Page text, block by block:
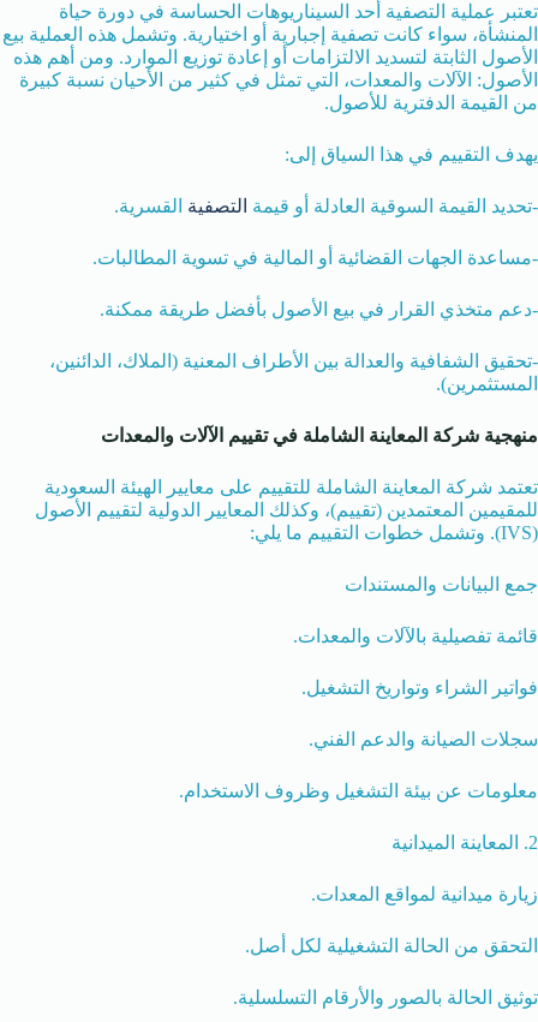
تعتبر عملية التصفية أحد السيناريوهات الحساسة في دورة حياة
المنشأة، سواء كانت تصفية إجبارية أو اختيارية. وتشمل هذه العملية بيع
الأصول الثابتة لتسديد الالتزامات أو إعادة توزيع الموارد. ومن أهم هذه
الأصول: الآلات والمعدات، التي تمثل في كثير من الأحيان نسبة كبيرة
من القيمة الدفترية للأصول.
يهدف التقييم في هذا السياق إلى:
-تحديد القيمة السوقية العادلة أو قيمة التصفية القسرية.
-مساعدة الجهات القضائية أو المالية في تسوية المطالبات.
-دعم متخذي القرار في بيع الأصول بأفضل طريقة ممكنة.
-تحقيق الشفافية والعدالة بين الأطراف المعنية (الملاك، الدائنين،
المستثمرين).
منهجية شركة المعاينة الشاملة في تقييم الآلات والمعدات
تعتمد شركة المعاينة الشاملة للتقييم على معايير الهيئة السعودية
للمقيمين المعتمدين (تقييم)، وكذلك المعايير الدولية لتقييم الأصول
(IVS). وتشمل خطوات التقييم ما يلي:
جمع البيانات والمستندات
قائمة تفصيلية بالآلات والمعدات.
فواتير الشراء وتواريخ التشغيل.
سجلات الصيانة والدعم الفني.
معلومات عن بيئة التشغيل وظروف الاستخدام.
2. المعاينة الميدانية
زيارة ميدانية لمواقع المعدات.
التحقق من الحالة التشغيلية لكل أصل.
توثيق الحالة بالصور والأرقام التسلسلية.